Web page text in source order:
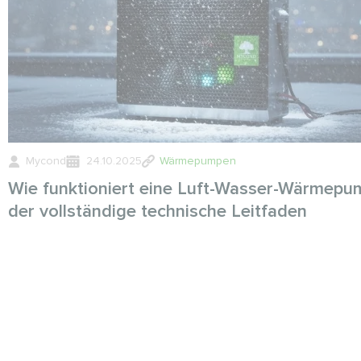
Mycond 24.10.2025 Wärmepumpen
Wie funktioniert eine Luft-Wasser-
der vollständige technische Leitfaden